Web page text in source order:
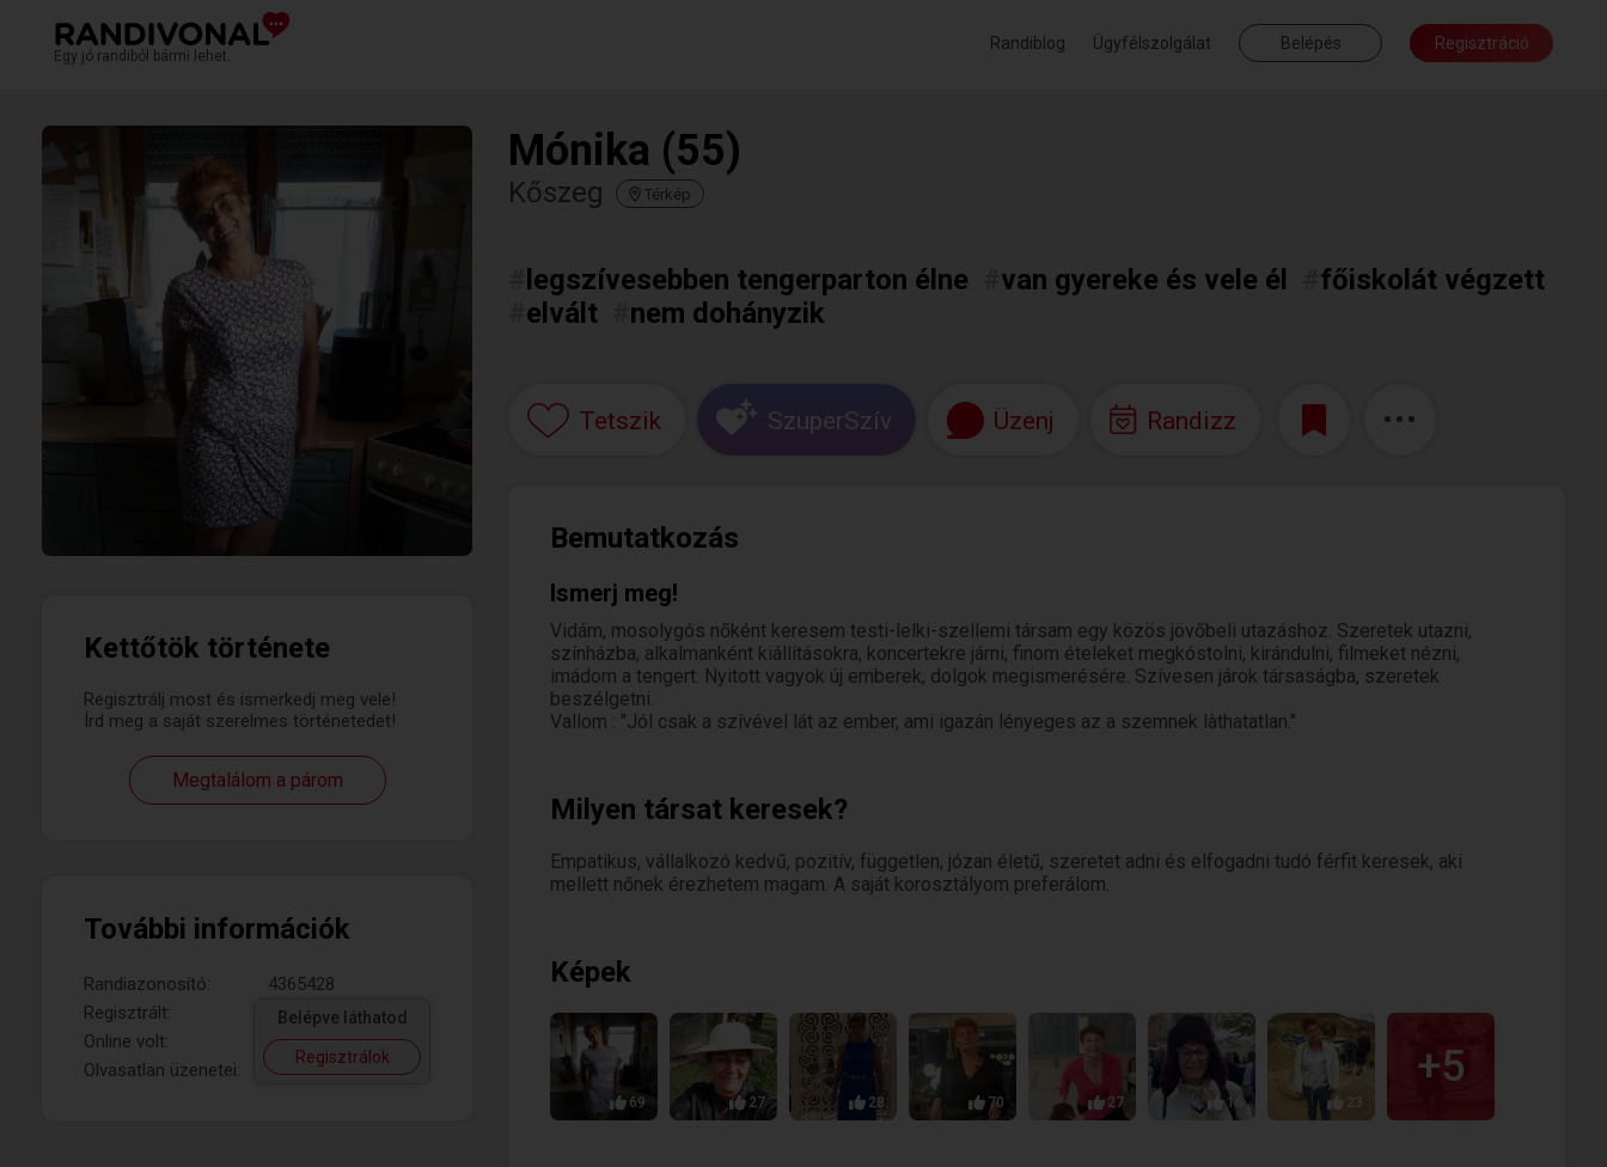
Egy jó randiból bármi lehet.
Randiblog Ügyfélszolgálat Belépés Regisztráció
Kettőtök története
Regisztrálj most és ismerkedj meg vele!
Írd meg a saját szerelmes történetedet!
Megtalálom a párom
További információk
Randiazonosító:
4365428
Regisztrált:
Online volt:
Olvasatlan üzenetei:
Belépve láthatod
Regisztrálok
Mónika (55)
Kőszeg Térkép
legszívesebben tengerparton élne van gyereke és vele él
főiskolát végzett
elvált nem dohányzik
Tetszik SzuperSzív Üzenj Randizz
Bemutatkozás
Ismerj meg!
Vidám, mosolygós nőként keresem testi-lelki-szellemi társam egy közös jövőbeli utazáshoz. Szeretek utazni,
színházba, alkalmanként kiállításokra, koncertekre járni, finom ételeket megkóstolni, kirándulni, filmeket nézni,
imádom a tengert. Nyitott vagyok új emberek, dolgok megismerésére. Szívesen járok társaságba, szeretek
beszélgetni.
Vallom : "Jól csak a szívével lát az ember, ami igazán lényeges az a szemnek làthatatlan."
Milyen társat keresek?
Empatikus, vállalkozó kedvű, pozitív, független, józan életű, szeretet adni és elfogadni tudó férfit keresek, aki
mellett nőnek érezhetem magam. A saját korosztályom preferálom.
Képek
69 27 28 70 27 16 23
+5